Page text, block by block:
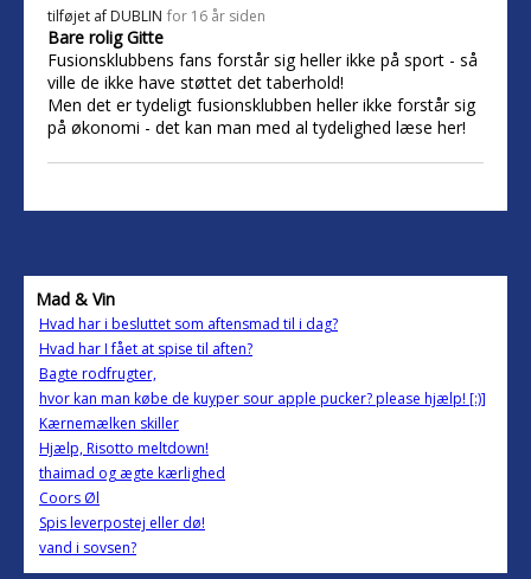
tilføjet af DUBLIN for 16 år siden
Bare rolig Gitte
Fusionsklubbens fans forstår sig heller ikke på sport - så
ville de ikke have støttet det taberhold!
Men det er tydeligt fusionsklubben heller ikke forstår sig
på økonomi - det kan man med al tydelighed læse her!
Mad & Vin
Hvad har i besluttet som aftensmad til i dag?
Hvad har I fået at spise til aften?
Bagte rodfrugter,
hvor kan man købe de kuyper sour apple pucker? please hjælp! [:)]
Kærnemælken skiller
Hjælp, Risotto meltdown!
thaimad og ægte kærlighed
Coors Øl
Spis leverpostej eller dø!
vand i sovsen?